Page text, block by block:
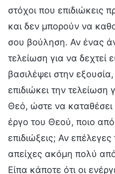
στόχοι που επιδιώκεις
και δεν μπορούν να
σου βούληση. Αν ένας
τελείωση για να δεχτεί
βασιλέψει στην
επιδιώκει την τελείωση
Θεό, ώστε να καταθέσει
έργο του Θεού, ποιο
επιδιώξεις; Αν
απείχες ακόμη πολύ
Είπα κάποτε ότι οι